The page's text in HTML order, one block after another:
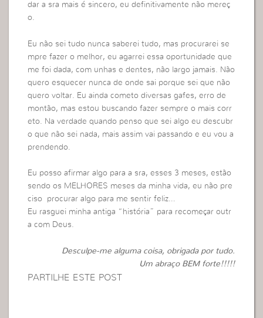
dar a sra mais é sincero, eu definitivamente não mereç
o.
Eu não sei tudo nunca saberei tudo, mas procurarei se
mpre fazer o melhor, eu agarrei essa oportunidade que
me foi dada, com unhas e dentes, não largo jamais. Não
quero esquecer nunca de onde sai porque sei que não
quero voltar. Eu ainda cometo diversas gafes, erro de
montão, mas estou buscando fazer sempre o mais corr
eto. Na verdade quando penso que sei algo eu descubr
o que não sei nada, mais assim vai passando e eu vou a
prendendo.
Eu posso afirmar algo para a sra, esses 3 meses, estão
sendo os MELHORES meses da minha vida, eu não pre
ciso procurar algo para me sentir feliz…
Eu rasguei minha antiga “história” para recomeçar outr
a com Deus.
Desculpe-me alguma coisa, obrigada por tudo.
Um abraço BEM forte!!!!!
PARTILHE ESTE POST